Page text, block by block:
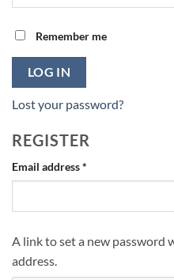
Remember me
LOG IN
Lost your password?
REGISTER
Email address*
A link to set a new password
address.